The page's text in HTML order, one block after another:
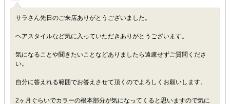
サラさん先日のご来店ありがとうございました。
ヘアスタイルなど気に入っていただきありがとうございます。
気になることや聞きたいことなどありましたら遠慮せずご質問くださ
い。
自分に答えれる範囲でお答えさせて頂くのでよろしくお願いします。
2ヶ月ぐらいでカラーの根本部分が気になってくると思いますので気に